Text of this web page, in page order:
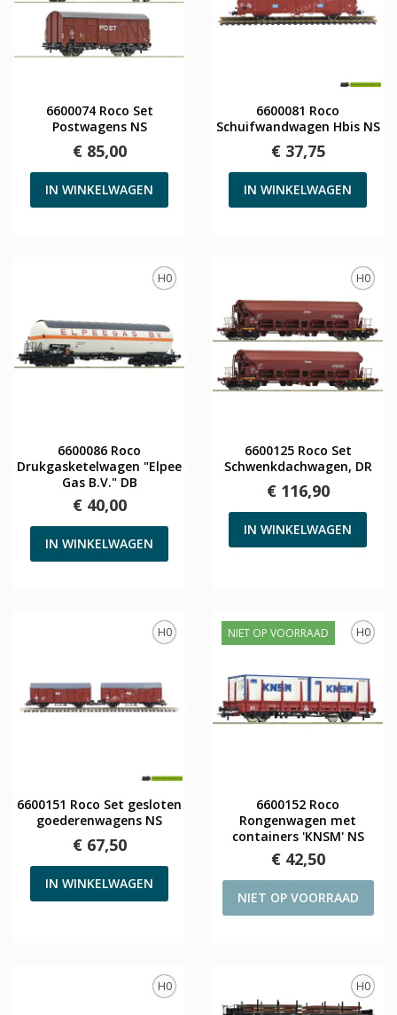
6600074 Roco Set
Postwagens NS
€ 85,00
IN WINKELWAGEN
6600081 Roco
Schuifwandwagen Hbis NS
€ 37,75
IN WINKELWAGEN
H0
6600086 Roco
Drukgasketelwagen "Elpee
Gas B.V." DB
€ 40,00
IN WINKELWAGEN
H0
6600125 Roco Set
Schwenkdachwagen, DR
€ 116,90
IN WINKELWAGEN
H0
6600151 Roco Set gesloten
goederenwagens NS
€ 67,50
IN WINKELWAGEN
H0
NIET OP VOORRAAD
6600152 Roco
Rongenwagen met
containers 'KNSM' NS
€ 42,50
NIET OP VOORRAAD
H0 H0